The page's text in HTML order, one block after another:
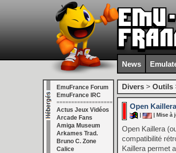
News
EmuFrance Forum
EmuFrance IRC
===================
Actus Jeux Vidéos
Arcade Fans
Amiga Museum
Arkames Trad.
Bruno C. Zone
Calice
Divers > Outils
Open
| Mise à
Open Kaillera
compatibilité
Kaillera permet